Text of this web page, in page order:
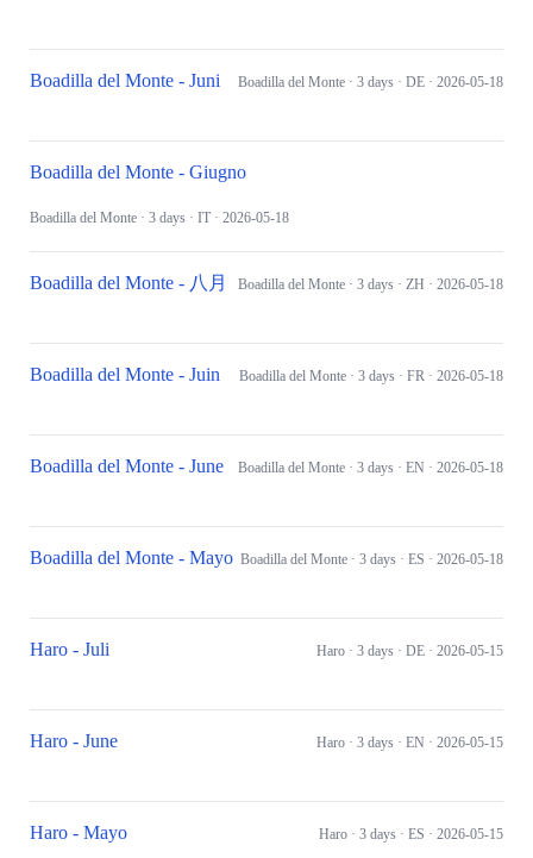
Boadilla del Monte - Juni Boadilla del Monte · 3 days · DE · 2026-05-18
Boadilla del Monte - Giugno
Boadilla del Monte · 3 days · IT · 2026-05-18
Boadilla del Monte - 八月 Boadilla del Monte · 3 days · ZH · 2026-05-18
Boadilla del Monte - Juin Boadilla del Monte · 3 days · FR · 2026-05-18
Boadilla del Monte - June Boadilla del Monte · 3 days · EN · 2026-05-18
Boadilla del Monte - Mayo Boadilla del Monte · 3 days · ES · 2026-05-18
Haro - Juli Haro · 3 days · DE · 2026-05-15
Haro - June Haro · 3 days · EN · 2026-05-15
Haro - Mayo Haro · 3 days · ES · 2026-05-15